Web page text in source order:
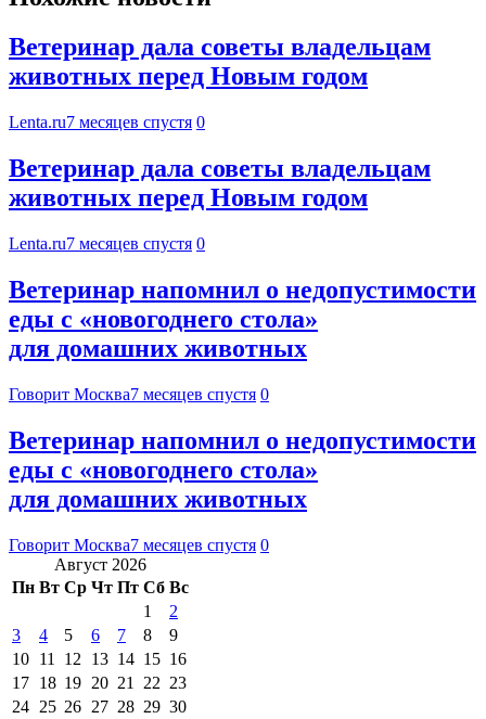
Ветеринар дала советы владельцам
животных перед Новым годом
Lenta.ru7 месяцев спустя 0
Ветеринар дала советы владельцам
животных перед Новым годом
Lenta.ru7 месяцев спустя 0
Ветеринар напомнил о недопустимости
еды с «новогоднего стола»
для домашних животных
Говорит Москва7 месяцев спустя 0
Ветеринар напомнил о недопустимости
еды с «новогоднего стола»
для домашних животных
Говорит Москва7 месяцев спустя 0
Август 2026
Пн Вт Ср Чт Пт Сб Вс
1
2
3
4 5 6 7 8
9
10 11 12 13 14 15 16
17 18 19 20 21 22 23
24 25 26 27 28 29 30